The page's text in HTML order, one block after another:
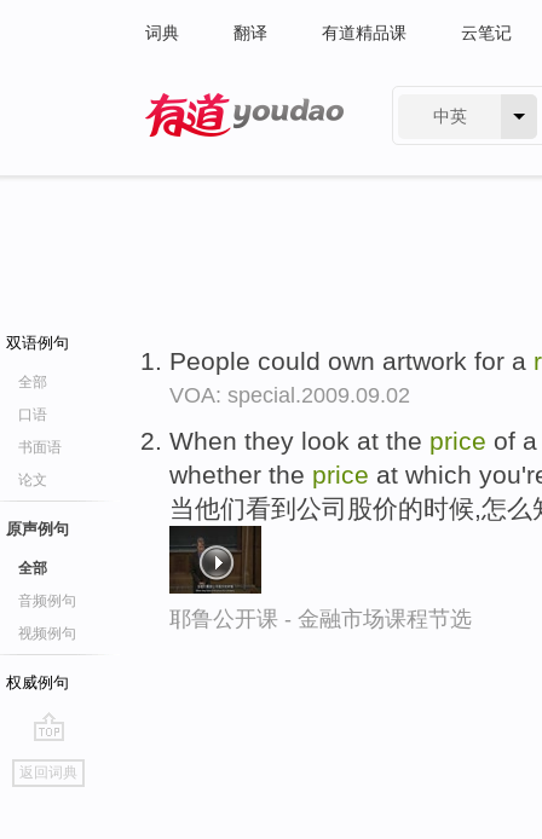
词典 翻译 有道精品课 云笔记
中英
双语例句
全部
口语
书面语
论文
原声例句
全部
音频例句
视频例句
权威例句
go
top
返回词典
People could own artwork for a
VOA: special.2009.09.02
When they look at the price of
whether the price at which
当他们看到公司股价的时候,怎
耶鲁公开课 - 金融市场课程节选